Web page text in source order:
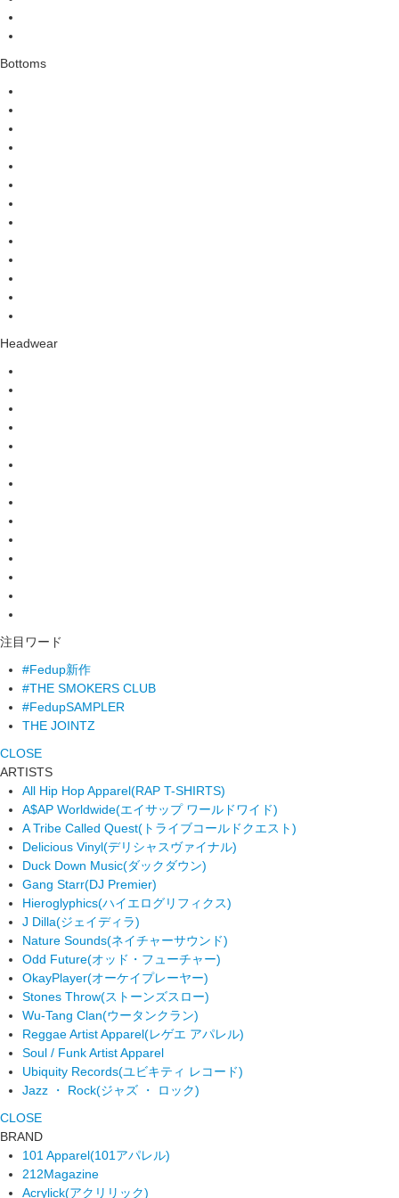
Bottoms
Headwear
注目ワード
#Fedup新作
#THE SMOKERS CLUB
#FedupSAMPLER
THE JOINTZ
CLOSE
ARTISTS
All Hip Hop Apparel(RAP T-SHIRTS)
A$AP Worldwide(エイサップ ワールドワイド)
A Tribe Called Quest(トライブコールドクエスト)
Delicious Vinyl(デリシャスヴァイナル)
Duck Down Music(ダックダウン)
Gang Starr(DJ Premier)
Hieroglyphics(ハイエログリフィクス)
J Dilla(ジェイディラ)
Nature Sounds(ネイチャーサウンド)
Odd Future(オッド・フューチャー)
OkayPlayer(オーケイプレーヤー)
Stones Throw(ストーンズスロー)
Wu-Tang Clan(ウータンクラン)
Reggae Artist Apparel(レゲエ アパレル)
Soul / Funk Artist Apparel
Ubiquity Records(ユビキティ レコード)
Jazz ・ Rock(ジャズ ・ ロック)
CLOSE
BRAND
101 Apparel(101アパレル)
212Magazine
Acrylick(アクリリック)